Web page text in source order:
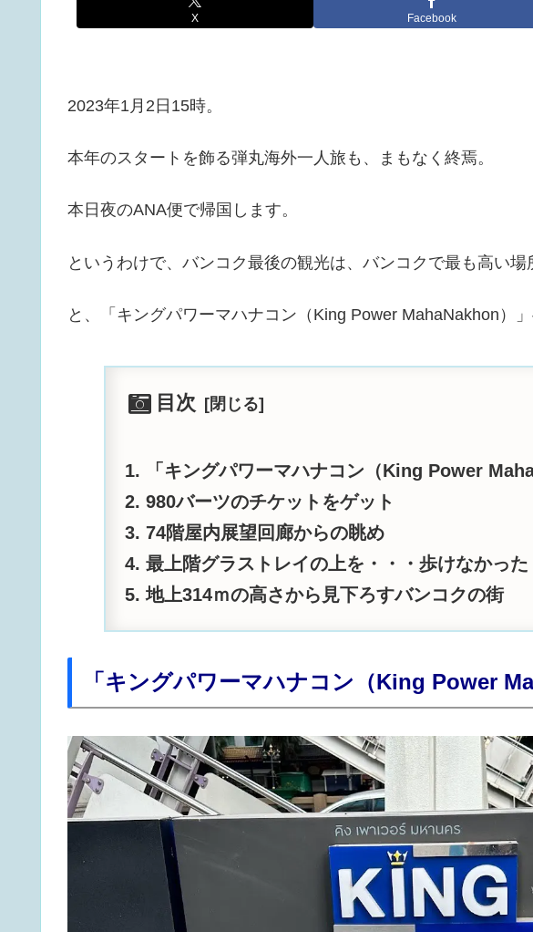
X Facebook
2023年1月2日15時。
本年のスタートを飾る弾丸海外一人旅も、まもなく終焉。
本日夜のANA便で帰国します。
というわけで、バンコク最後の観光は、バンコクで最も高い場
と、「キングパワーマハナコン（King Power MahaNakhon）」
目次
「キングパワーマハナコン（King Power
980バーツのチケットをゲット
74階屋内展望回廊からの眺め
最上階グラストレイの上を・・・歩けなかった
地上314ｍの高さから見下ろすバンコクの街
「キングパワーマハナコン（King Power